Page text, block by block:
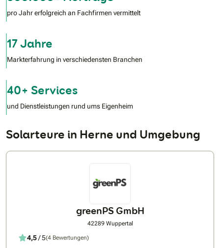
pro Jahr erfolgreich an Fachfirmen vermittelt
17 Jahre
Markterfahrung in verschiedensten Branchen
40+ Services
und Dienstleistungen rund ums Eigenheim
Solarteure in Herne und Umgebung
greenPS GmbH
42289 Wuppertal
4,5/ 5(4 Bewertungen)